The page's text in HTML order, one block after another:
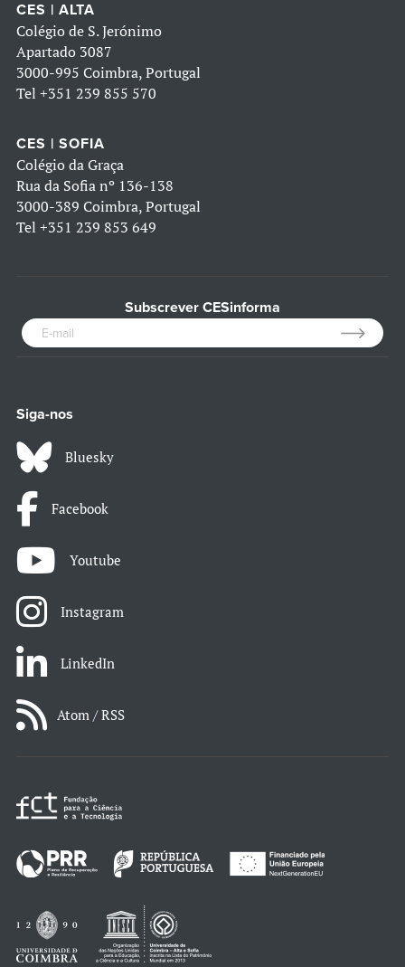
CES | ALTA
Colégio de S. Jerónimo
Apartado 3087
3000-995 Coimbra, Portugal
Tel +351 239 855 570
CES | SOFIA
Colégio da Graça
Rua da Sofia nº 136-138
3000-389 Coimbra, Portugal
Tel +351 239 853 649
Subscrever CESinforma
Siga-nos
Bluesky
Facebook
Youtube
Instagram
LinkedIn
Atom / RSS